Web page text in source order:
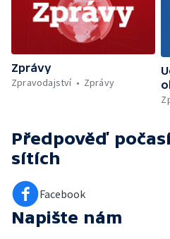
Zprávy
Zpravodajství
Zprávy
Předpověď
sítích
Facebook
Napište nám